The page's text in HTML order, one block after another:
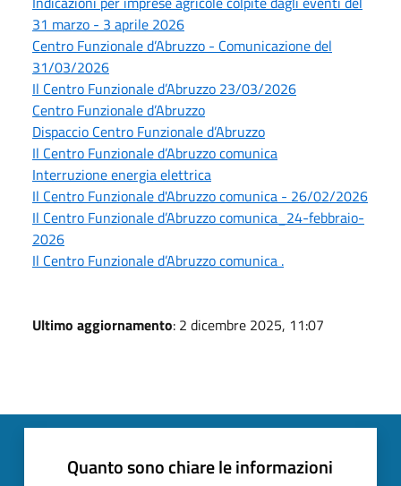
31 marzo - 3 aprile 2026
Centro Funzionale d’Abruzzo - Comunicazione del
31/03/2026
Il Centro Funzionale d’Abruzzo 23/03/2026
Centro Funzionale d’Abruzzo
Dispaccio Centro Funzionale d’Abruzzo
Il Centro Funzionale d’Abruzzo comunica
Interruzione energia elettrica
Il Centro Funzionale d'Abruzzo comunica - 26/02/2026
Il Centro Funzionale d’Abruzzo comunica_24-febbraio-
2026
Il Centro Funzionale d’Abruzzo comunica .
Ultimo aggiornamento: 2 dicembre 2025, 11:07
Quanto sono chiare le informazioni